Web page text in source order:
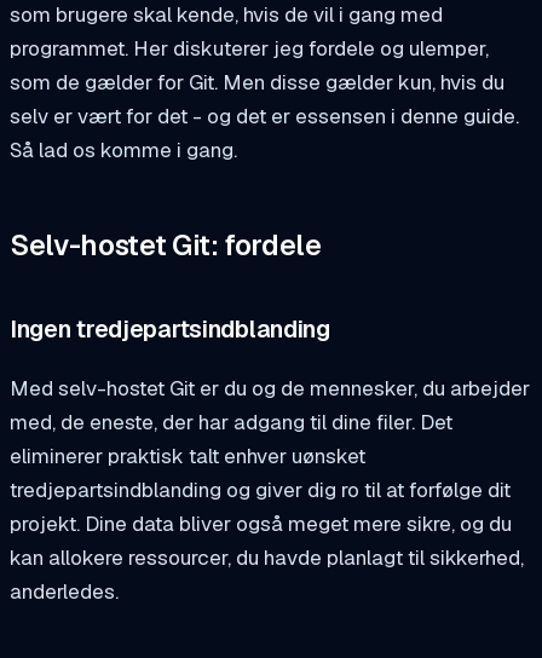
som brugere skal kende, hvis de vil i gang med
programmet. Her diskuterer jeg fordele og ulemper,
som de gælder for Git. Men disse gælder kun, hvis du
selv er vært for det - og det er essensen i denne guide.
Så lad os komme i gang.
Selv-hostet Git: fordele
Ingen tredjepartsindblanding
Med selv-hostet Git er du og de mennesker, du arbejder
med, de eneste, der har adgang til dine filer. Det
eliminerer praktisk talt enhver uønsket
tredjepartsindblanding og giver dig ro til at forfølge dit
projekt. Dine data bliver også meget mere sikre, og du
kan allokere ressourcer, du havde planlagt til sikkerhed,
anderledes.